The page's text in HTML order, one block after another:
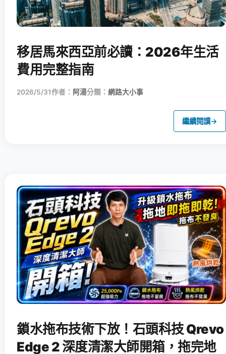
移居馬來西亞前必讀：2026年生活
費用完整指南
2026/5/31作者： 阿湯分類： 網路大小事
繼續閱讀→
鎖水拖布技術下放！石頭科技 Qrevo
Edge 2 深度清潔大師開箱，拖完地